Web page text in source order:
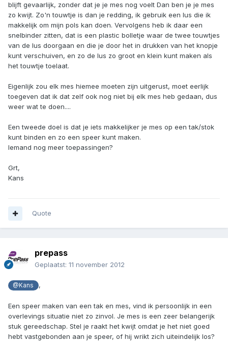
blijft gevaarlijk, zonder dat je je mes nog voelt Dan ben je je mes
zo kwijt. Zo'n touwtje is dan je redding, ik gebruik een lus die ik
makkelijk om mijn pols kan doen. Vervolgens heb ik daar een
snelbinder zitten, dat is een plastic bolletje waar de twee touwtjes
van de lus doorgaan en die je door het in drukken van het knopje
kunt verschuiven, en zo de lus zo groot en klein kunt maken als
het touwtje toelaat.
Eigenlijk zou elk mes hiemee moeten zijn uitgerust, moet eerlijk
toegeven dat ik dat zelf ook nog niet bij elk mes heb gedaan, dus
weer wat te doen....
Een tweede doel is dat je iets makkelijker je mes op een tak/stok
kunt binden en zo een speer kunt maken.
Iemand nog meer toepassingen?
Grt,
Kans
Quote
prepass
Geplaatst: 11 november 2012
@Kans ,
Een speer maken van een tak en mes, vind ik persoonlijk in een
overlevings situatie niet zo zinvol. Je mes is een zeer belangerijk
stuk gereedschap. Stel je raakt het kwijt omdat je het niet goed
hebt vastgebonden aan je speer, of hij wrikt zich uiteindelijk los?